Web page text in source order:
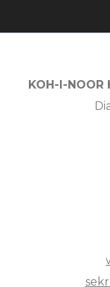
KOH-I-NOOR